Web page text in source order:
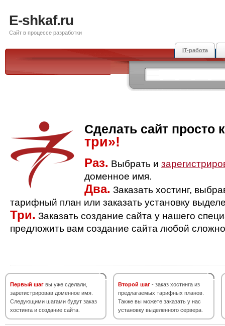
E-shkaf.ru
Сайт в процессе разработки
IT-работа
Сделать сайт просто
три»!
Раз. Выбрать и
доменное имя.
Два. Заказать хостинг,
тарифный план или заказать установку
Три. Заказать создание сайта у нашего
предложить вам создание сайта любой
Первый шаг вы уже сделали,
зарегистрировав доменное имя.
Следующими шагами будут заказ
хостинга и создание сайта.
Второй шаг - заказ хостинга из
предлагаемых тарифных планов.
Также вы можете заказать у нас
установку выделенного сервера.